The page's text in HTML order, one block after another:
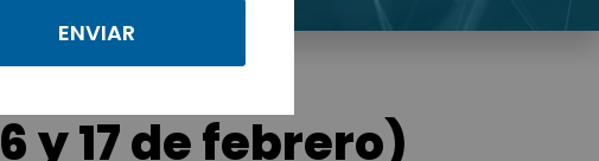
y 17 de febrero)